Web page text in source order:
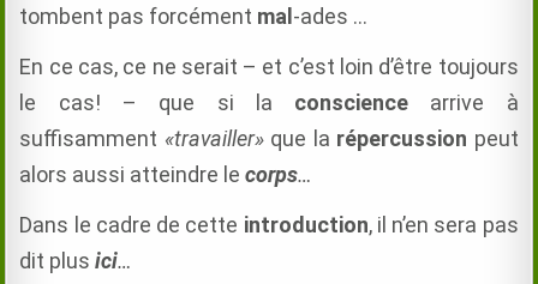
tombent pas forcément mal -ades …
En ce cas, ce ne serait – et c’est loin d’être toujours
le cas! – que si la conscience arrive à
suffisamment «travailler»que la répercussion peut
alors aussi atteindre lecorps…
Dans le cadre de cette introduction, il n’en sera pas
dit plusici…